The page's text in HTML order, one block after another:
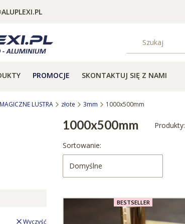
PROMOCJE SKONTAKTUJ SIĘ Z NAMI
MAGICZNE LUSTRA złote 3mm 1000x500mm
Wyczyść
1000x500mm Produkty:
Lista produktów
Sortowanie:
Domyślne
BESTSELLER